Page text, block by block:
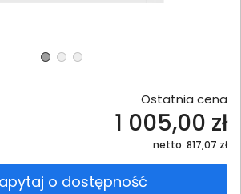
Ostatnia cena
1 005,00 zł
netto: 817,07 zł
o dostępność